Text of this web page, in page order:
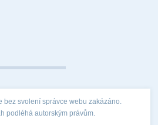
bez svolení správce webu zakázáno.
podléhá autorským právům.